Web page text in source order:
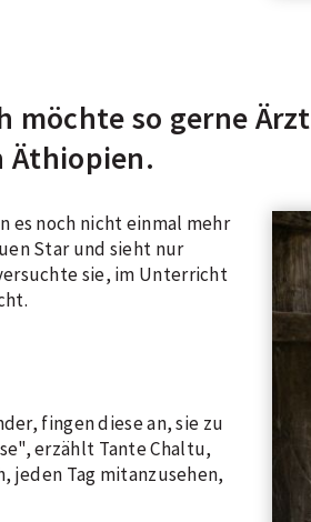
möchte so gerne
Äthiopien.
es noch nicht einmal mehr
Star und sieht nur
sie, im Unterricht
fingen diese an, sie zu
erzählt Tante Chaltu,
jeden Tag mitanzusehen,